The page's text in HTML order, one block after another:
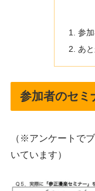
参
あ
参加者のセミ
（※アンケートで
いています）